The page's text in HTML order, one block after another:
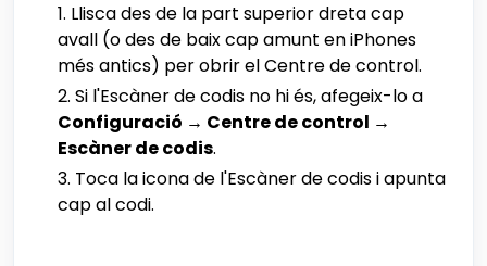
Llisca des de la part superior dreta cap
avall (o des de baix cap amunt en iPhones
més antics) per obrir el Centre de control.
Si l'Escàner de codis no hi és, afegeix-lo a
Configuració → Centre de control →
Escàner de codis.
Toca la icona de l'Escàner de codis i apunta
cap al codi.